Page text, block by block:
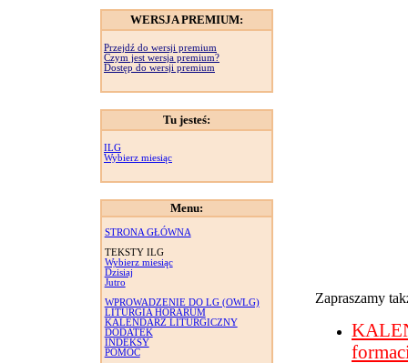
WERSJA PREMIUM:
Przejdź do wersji premium
Czym jest wersja premium?
Dostęp do wersji premium
Tu jesteś:
ILG
Wybierz miesiąc
Menu:
STRONA GŁÓWNA
TEKSTY ILG
Wybierz miesiąc
Dzisiaj
Jutro
WPROWADZENIE DO LG (OWLG)
LITURGIA HORARUM
KALENDARZ LITURGICZNY
DODATEK
INDEKSY
POMOC
Zapraszamy